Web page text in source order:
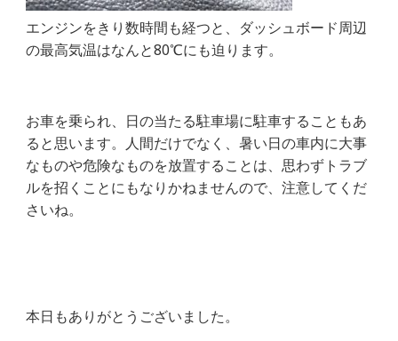
エンジンをきり数時間も経つと、ダッシュボード周辺
の最高気温はなんと80℃にも迫ります。
お車を乗られ、日の当たる駐車場に駐車することもあ
ると思います。人間だけでなく、暑い日の車内に大事
なものや危険なものを放置することは、思わずトラブ
ルを招くことにもなりかねませんので、注意してくだ
さいね。
本日もありがとうございました。